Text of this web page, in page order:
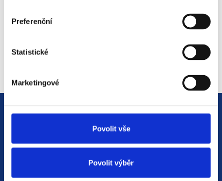
Preferenční
Statistické
Marketingové
Povolit vše
Povolit výběr